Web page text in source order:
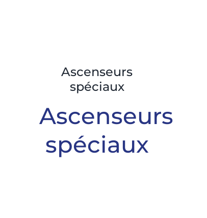
Ascenseurs
spéciaux
Ascenseurs
spéciaux